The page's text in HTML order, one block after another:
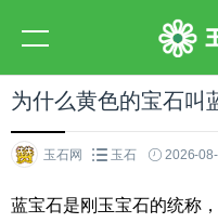
为什么黄色的宝石叫
玉石网 玉石 2026-
蓝宝石是刚玉宝石的统称